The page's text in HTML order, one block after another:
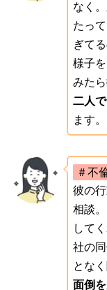
なく
たっ
ぎて
様子
みたら
二人
ます。
＃不
彼の
相談
して
社の
とな
面倒